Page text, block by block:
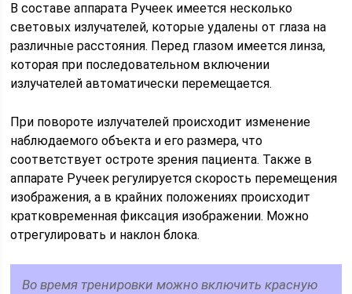
В составе аппарата Ручеек имеется несколько
световых излучателей, которые удалены от глаза на
различные расстояния. Перед глазом имеется линза,
которая при последовательном включении
излучателей автоматически перемещается.
При повороте излучателей происходит изменение
наблюдаемого объекта и его размера, что
соответствует остроте зрения пациента. Также в
аппарате Ручеек регулируется скорость перемещения
изображения, а в крайних положениях происходит
кратковременная фиксация изображении. Можно
отрегулировать и наклон блока.
Во время тренировки можно включить красную